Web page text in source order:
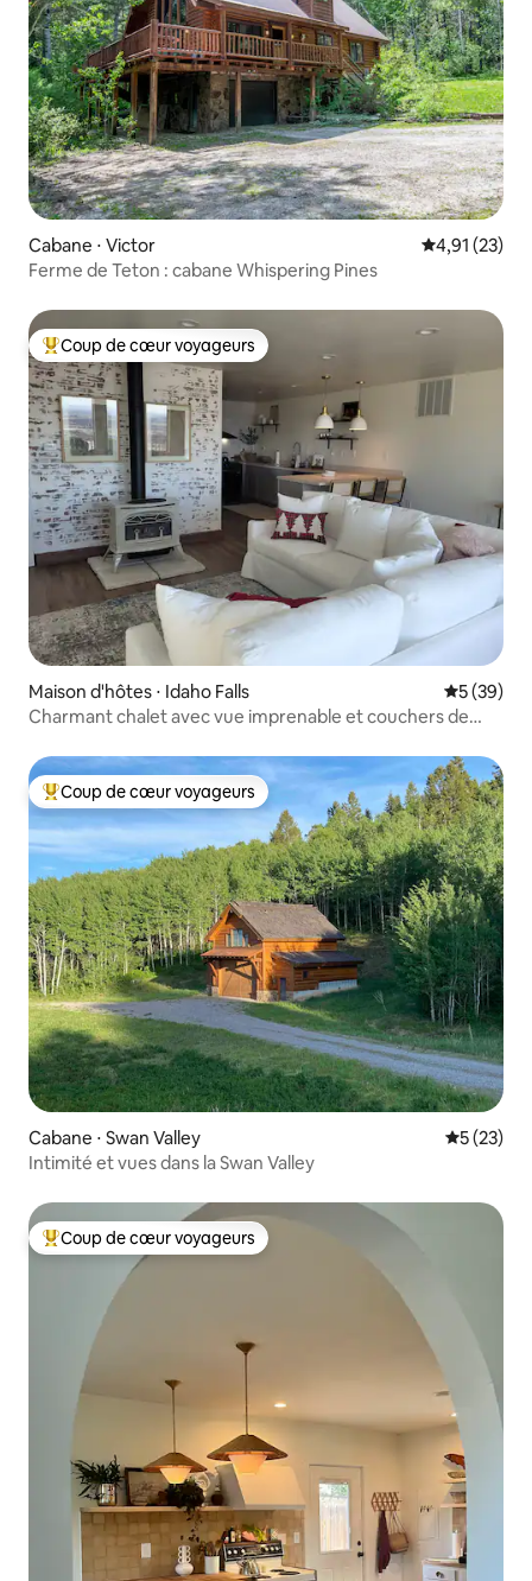
Cabane ⋅ Victor Évaluation
4,91 (23)
Ferme de Teton : cabane Whispering Pines
Coups de cœur voyageurs les plus appréciés
Coup de cœur voyageurs
Maison d'hôtes ⋅ Idaho Falls
5 (39)
Charmant chalet avec vue imprenable et couchers de
Coups de cœur voyageurs les plus appréciés
Coup de cœur voyageurs
Cabane ⋅ Swan Valley
5 (23)
Intimité et vues dans la Swan Valley
Coups de cœur voyageurs les plus appréciés
Coup de cœur voyageurs